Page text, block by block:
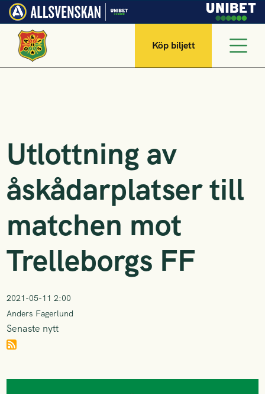
Köp biljett
Utlottning av
åskådarplatser till
matchen mot
Trelleborgs FF
2021-05-11 2:00
Anders Fagerlund
Senaste nytt